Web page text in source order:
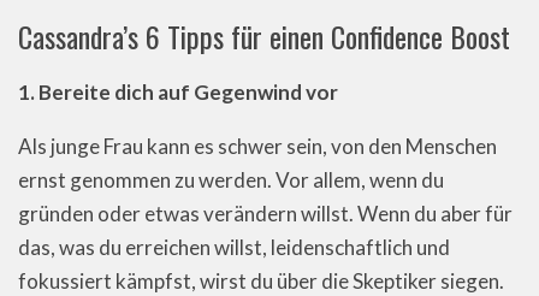
Cassandra’s 6 Tipps für einen Confidence Boost
1. Bereite dich auf Gegenwind vor
Als junge Frau kann es schwer sein, von den Menschen
ernst genommen zu werden. Vor allem, wenn du
gründen oder etwas verändern willst. Wenn du aber für
das, was du erreichen willst, leidenschaftlich und
fokussiert kämpfst, wirst du über die Skeptiker siegen.